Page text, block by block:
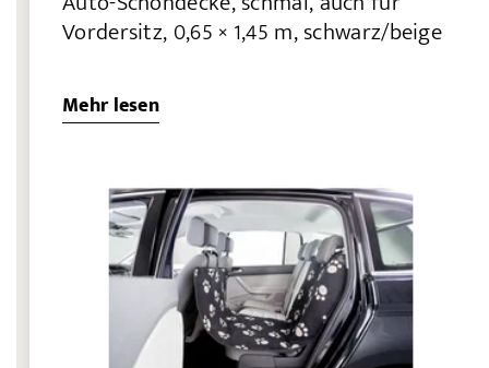
Vordersitz, 0,65 × 1,45 m, schwarz/beige
Mehr lesen